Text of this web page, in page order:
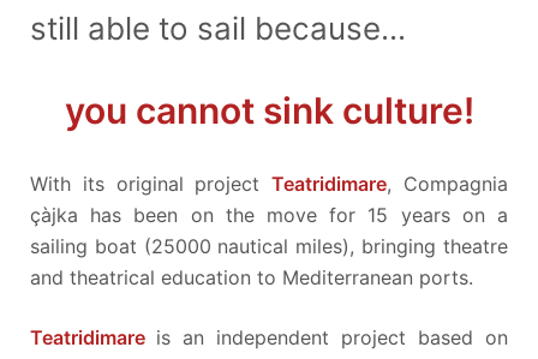
still able to sail because...
you cannot sink culture!
With its original projectTeatridimare, Compagnia
çàjka has been on the move for 15 years on a
sailing boat (25000 nautical miles), bringing theatre
and theatrical education to Mediterranean ports.
Teatridimare is an independent project based on